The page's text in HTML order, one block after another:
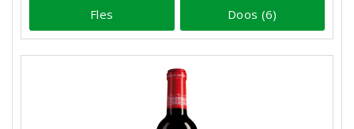
Fles Doos (6)